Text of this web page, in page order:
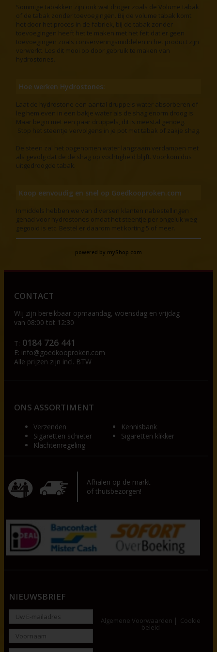
Sommige tabakken zijn ook wat droger zoals de Volume tabak
of de tabak zonder toevoegingen. Bij de volume tabak komt
het door het proces in de fabriek, bij de tabak zonder
toevoegingen heeft het te maken met het feit dat er geen
toevoegingen zoals conserveringsmiddelen in het product zijn
verwerkt. Los dit mooi op door gebruik te maken van
hydrostones.
Hoe werken Hydrostones:
Laat de hydrostone een aantal druppels water absorberen of
leg hem even in een bakje water als de shag enorm droog is.
Maar begin met een paar druppels, dit is meestal genoeg.
Stop het steentje vervolgens in je pot met tabak of zakje shag.
De steen zal het opgenomen water langzaam verdampen met
als gevolg dat de de shag op vochtigheid blijft. Voorkom dus
uitgedroogde tabak.
Koop eenvoudig en snel op Goedkooproken.com
Inmiddels hebben we van diversen klanten nabestellingen
gehad voor hydrostones omdat het steentje per ongeluk weg
gegooid is etc. Bestel er daarom met korting 5 of meer.
powered by myShop.com
CONTACT
Wij zijn bereikbaar opmaandag, woensdag en vrijdag
van 08:00 tot 12:30
T: 0184 726 441
E: info@goedkooproken.com
Alle prijzen zijn incl. BTW
ONS ASSORTIMENT
Verzenden
Kennisbank
Sigaretten schieter
Sigaretten klikker
Klachtenregeling
Afhalen op de markt
of thuisbezorgen!
NIEUWSBRIEF
Algemene Voorwaarden Cookie
beleid